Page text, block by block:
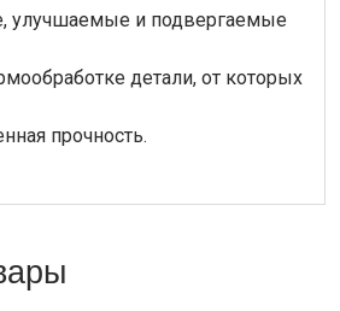
улучшаемые и подвергаемые
детали, от которых
прочность.